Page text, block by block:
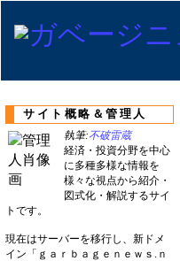
サイト概略＆管理人
執筆:不破雷蔵
経済・投資分野を中心
に多種多様な情報を
様々な視点から紹介・
図式化・解説するサイ
トです。
現在はサーバーを移行し、新ドメ
イン「ｇａｒｂａｇｅｎｅｗｓ.ｎ